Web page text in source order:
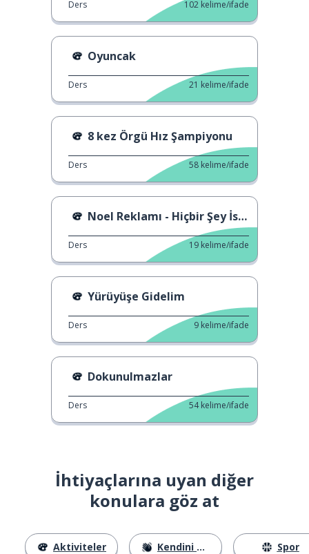
Ders 102 kelime/ifade
Oyuncak
Ders 21 kelime/ifade
8 kez Örgü Hız Şampiyonu
Ders 58 kelime/ifade
Noel Reklamı - Hiçbir Şey İstemiyorum
Ders 19 kelime/ifade
Yürüyüşe Gidelim
Ders 9 kelime/ifade
Dokunulmazlar
Ders 54 kelime/ifade
İhtiyaçlarına uyan diğer
konulara göz at
Aktiviteler Kendini Tanıtma Spor